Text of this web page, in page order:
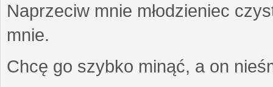
Naprzeciw mnie młodzieniec
mnie.
Chcę go szybko minąć, a on